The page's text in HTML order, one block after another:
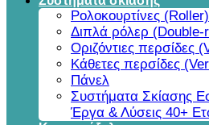
Ρολοκουρτίνες (Roller)
Διπλά ρόλερ (Double-
Οριζόντιες περσίδες
Κάθετες περσίδες
Πάνελ
Συστήματα Σκίασης
Έργα & Λύσεις 40+